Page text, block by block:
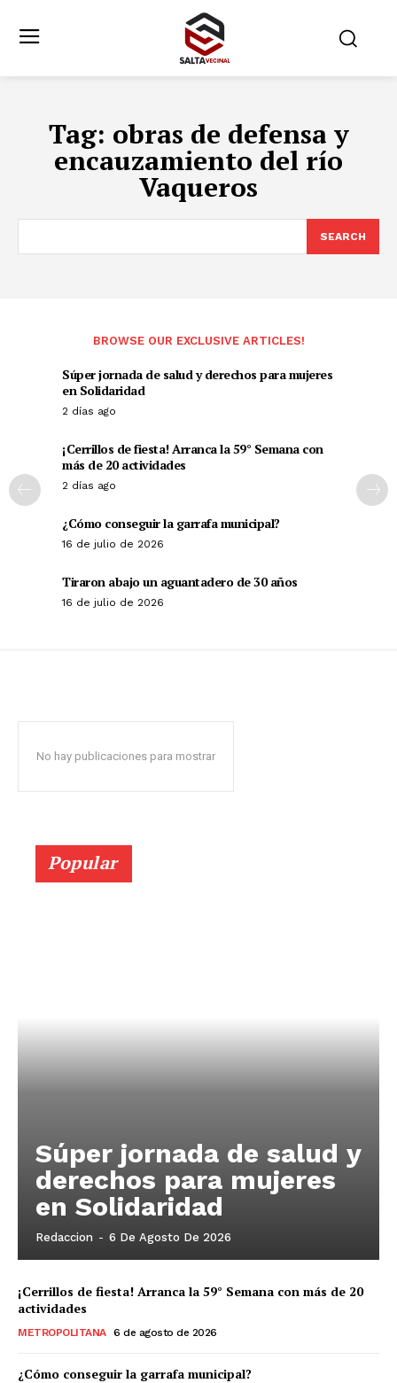
Tag: obras de defensa y
encauzamiento del río
Vaqueros
SEARCH
BROWSE OUR EXCLUSIVE ARTICLES!
Súper jornada de salud y derechos para mujeres
en Solidaridad
2 días ago
¡Cerrillos de fiesta! Arranca la 59° Semana con
más de 20 actividades
2 días ago
¿Cómo conseguir la garrafa municipal?
16 de julio de 2026
Tiraron abajo un aguantadero de 30 años
16 de julio de 2026
No hay publicaciones para mostrar
Popular
Súper jornada de salud y
derechos para mujeres
en Solidaridad
Redaccion - 6 De Agosto De 2026
¡Cerrillos de fiesta! Arranca la 59° Semana con más de 20
actividades
METROPOLITANA 6 de agosto de 2026
¿Cómo conseguir la garrafa municipal?